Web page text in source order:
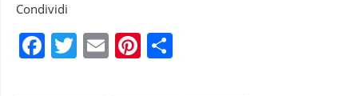
Condividi
Facebook
Twitter
EmailPinterest